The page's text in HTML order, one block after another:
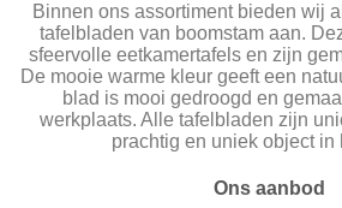
Binnen ons assortiment bieden wij
tafelbladen van boomstam aan.
sfeervolle eetkamertafels en zijn
De mooie warme kleur geeft een
blad is mooi gedroogd en
werkplaats. Alle tafelbladen zijn
prachtig en uniek object in
Ons aanbod